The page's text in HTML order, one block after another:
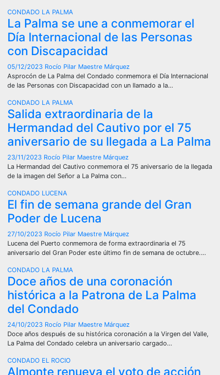
CONDADO LA PALMA
La Palma se une a conmemorar el
Día Internacional de las Personas
con Discapacidad
05/12/2023 Rocío Pilar Maestre Márquez
Asprocón de La Palma del Condado conmemora el Día Internacional
de las Personas con Discapacidad con un llamado a la…
CONDADO LA PALMA
Salida extraordinaria de la
Hermandad del Cautivo por el 75
aniversario de su llegada a La Palma
23/11/2023 Rocío Pilar Maestre Márquez
La Hermandad del Cautivo conmemora el 75 aniversario de la llegada
de la imagen del Señor a La Palma con…
CONDADO LUCENA
El fin de semana grande del Gran
Poder de Lucena
27/10/2023 Rocío Pilar Maestre Márquez
Lucena del Puerto conmemora de forma extraordinaria el 75
aniversario del Gran Poder este último fin de semana de octubre.…
CONDADO LA PALMA
Doce años de una coronación
histórica a la Patrona de La Palma
del Condado
24/10/2023 Rocío Pilar Maestre Márquez
Doce años después de su histórica coronación a la Virgen del Valle,
La Palma del Condado celebra un aniversario cargado…
CONDADO EL ROCIO
Almonte renueva el voto de acción